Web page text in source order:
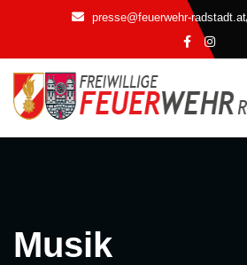
springen
presse@feuerwehr-radstadt.at
Musik